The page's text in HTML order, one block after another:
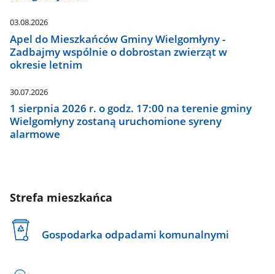
03.08.2026
Apel do Mieszkańców Gminy Wielgomłyny -
Zadbajmy wspólnie o dobrostan zwierząt w
okresie letnim
30.07.2026
1 sierpnia 2026 r. o godz. 17:00 na terenie gminy
Wielgomłyny zostaną uruchomione syreny
alarmowe
Strefa mieszkańca
Gospodarka odpadami komunalnymi